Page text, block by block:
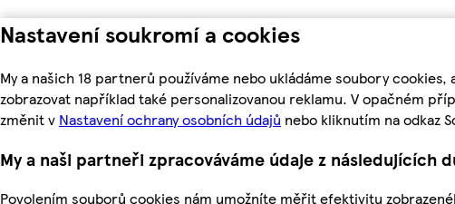
Nastavení soukromí a cookies
My a našich 18 partnerů používáme nebo ukládáme soubory
zobrazovat například také personalizovanou reklamu. V opačném
změnit v Nastavení ochrany osobních údajů nebo kliknutím na odkaz
My a naši partneři zpracováváme údaje z následujících
Povolením souborů cookies nám umožníte měřit efektivitu